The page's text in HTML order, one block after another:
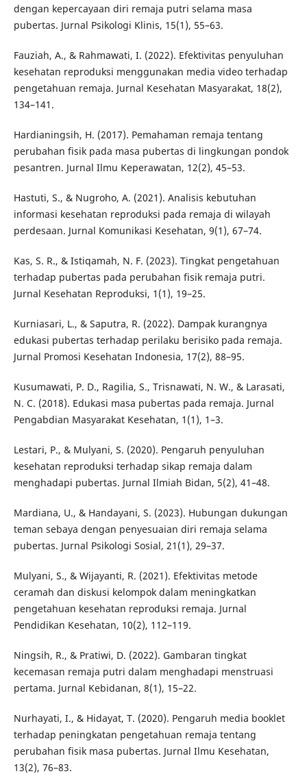
dengan kepercayaan diri remaja putri selama masa
pubertas. Jurnal Psikologi Klinis, 15(1), 55–63.
Fauziah, A., & Rahmawati, I. (2022). Efektivitas penyuluhan
kesehatan reproduksi menggunakan media video terhadap
pengetahuan remaja. Jurnal Kesehatan Masyarakat, 18(2),
134–141.
Hardianingsih, H. (2017). Pemahaman remaja tentang
perubahan fisik pada masa pubertas di lingkungan pondok
pesantren. Jurnal Ilmu Keperawatan, 12(2), 45–53.
Hastuti, S., & Nugroho, A. (2021). Analisis kebutuhan
informasi kesehatan reproduksi pada remaja di wilayah
perdesaan. Jurnal Komunikasi Kesehatan, 9(1), 67–74.
Kas, S. R., & Istiqamah, N. F. (2023). Tingkat pengetahuan
terhadap pubertas pada perubahan fisik remaja putri.
Jurnal Kesehatan Reproduksi, 1(1), 19–25.
Kurniasari, L., & Saputra, R. (2022). Dampak kurangnya
edukasi pubertas terhadap perilaku berisiko pada remaja.
Jurnal Promosi Kesehatan Indonesia, 17(2), 88–95.
Kusumawati, P. D., Ragilia, S., Trisnawati, N. W., & Larasati,
N. C. (2018). Edukasi masa pubertas pada remaja. Jurnal
Pengabdian Masyarakat Kesehatan, 1(1), 1–3.
Lestari, P., & Mulyani, S. (2020). Pengaruh penyuluhan
kesehatan reproduksi terhadap sikap remaja dalam
menghadapi pubertas. Jurnal Ilmiah Bidan, 5(2), 41–48.
Mardiana, U., & Handayani, S. (2023). Hubungan dukungan
teman sebaya dengan penyesuaian diri remaja selama
pubertas. Jurnal Psikologi Sosial, 21(1), 29–37.
Mulyani, S., & Wijayanti, R. (2021). Efektivitas metode
ceramah dan diskusi kelompok dalam meningkatkan
pengetahuan kesehatan reproduksi remaja. Jurnal
Pendidikan Kesehatan, 10(2), 112–119.
Ningsih, R., & Pratiwi, D. (2022). Gambaran tingkat
kecemasan remaja putri dalam menghadapi menstruasi
pertama. Jurnal Kebidanan, 8(1), 15–22.
Nurhayati, I., & Hidayat, T. (2020). Pengaruh media booklet
terhadap peningkatan pengetahuan remaja tentang
perubahan fisik masa pubertas. Jurnal Ilmu Kesehatan,
13(2), 76–83.